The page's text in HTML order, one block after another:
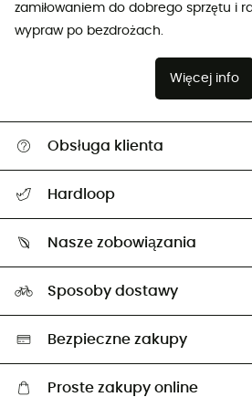
zamiłowaniem do dobrego sprzętu i
wypraw po bezdrożach.
Więcej info
Obsługa klienta
Zwrot artykułów i zwrot środków
Hardloop
Ambasadorzy
Nasze zobowiązania
Wybrane produkty eko
Sposoby dostawy
Bezpieczne zakupy
Proste zakupy online